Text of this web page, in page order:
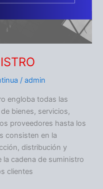
/admin
engloba todas las
bienes, servicios,
proveedores hasta los
consisten en la
distribución y
la cadena de suministro
clientes